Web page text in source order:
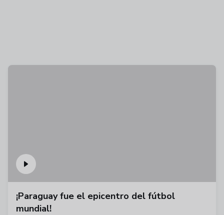
¡Paraguay fue el epicentro del fútbol
mundial!